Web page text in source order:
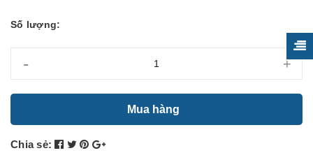
Số lượng:
- +
Mua hàng
Chia sẻ: